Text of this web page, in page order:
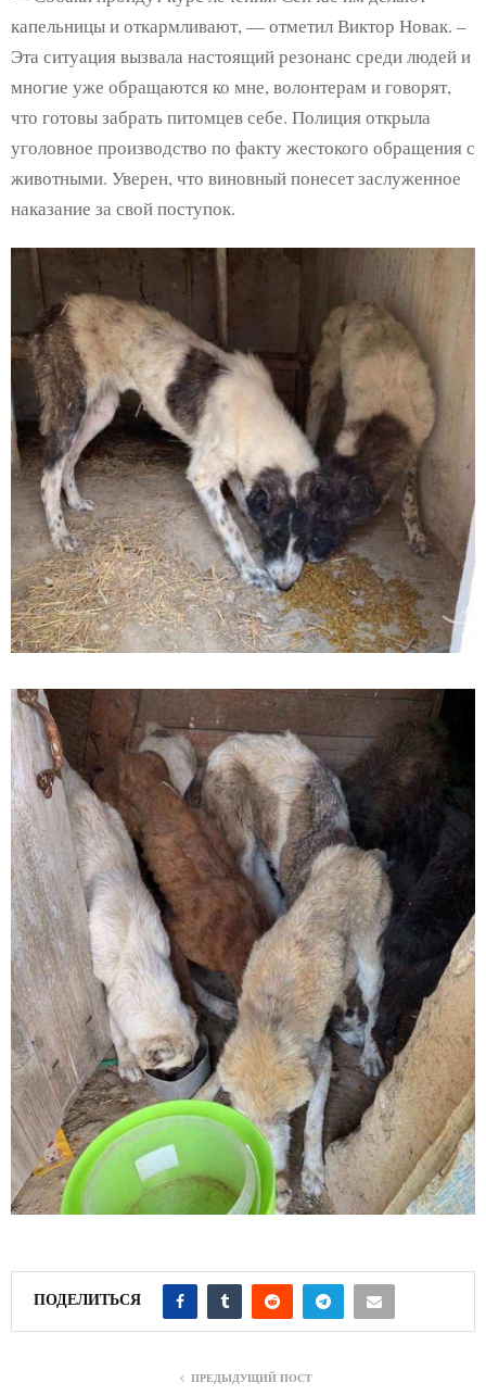
капельницы и откармливают, — отметил Виктор Новак. –
Эта ситуация вызвала настоящий резонанс среди людей и
многие уже обращаются ко мне, волонтерам и говорят,
что готовы забрать питомцев себе. Полиция открыла
уголовное производство по факту жестокого обращения с
животными. Уверен, что виновный понесет заслуженное
наказание за свой поступок.
ПОДЕЛИТЬСЯ
ПРЕДЫДУЩИЙ ПОСТ